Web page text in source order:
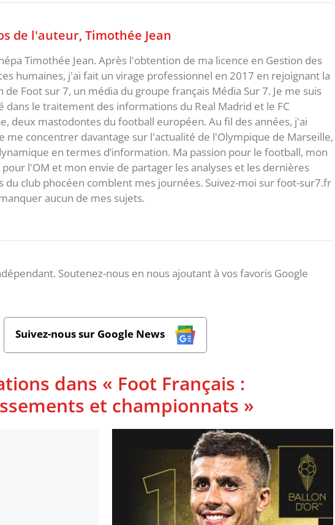
de l'auteur, Timothée Jean
Timothée Jean. Après l'obtention de ma licence en Gestion des
humaines, j'ai fait un virage professionnel en 2017 en rejoignant la
de Foot sur 7, un média du groupe français Média Sur 7. Je me suis
dans le traitement des informations du Real Madrid et le FC
deux mastodontes du football européen. Au fil des années, j'ai
me concentrer davantage sur l'actualité de l'Olympique de Marseille,
en termes d’information. Ma passion pour le football, mon
l'OM et mon envie de partager les analyses et les dernières
du club phocéen comblent mes journées. Suivez-moi sur foot-sur7.fr
aucun de mes sujets.
Soutenez-nous en nous ajoutant à vos favoris Google
Suivez-nous sur Google News
dans « Foot Français :
et championnats »